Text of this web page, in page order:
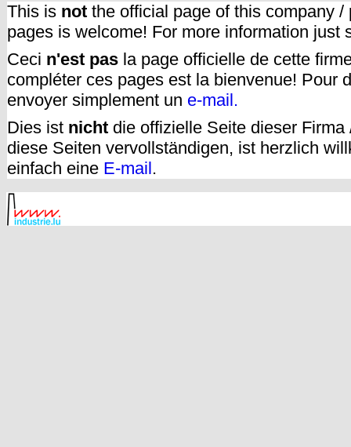
This is not the official page of this company
pages is welcome! For more information just
Ceci n'est pas la page officielle de cette
compléter ces pages est la bienvenue! Pour
envoyer simplement un e-mail.
Dies ist nicht die offizielle Seite dieser
diese Seiten vervollständigen, ist herzlich
einfach eine E-mail.